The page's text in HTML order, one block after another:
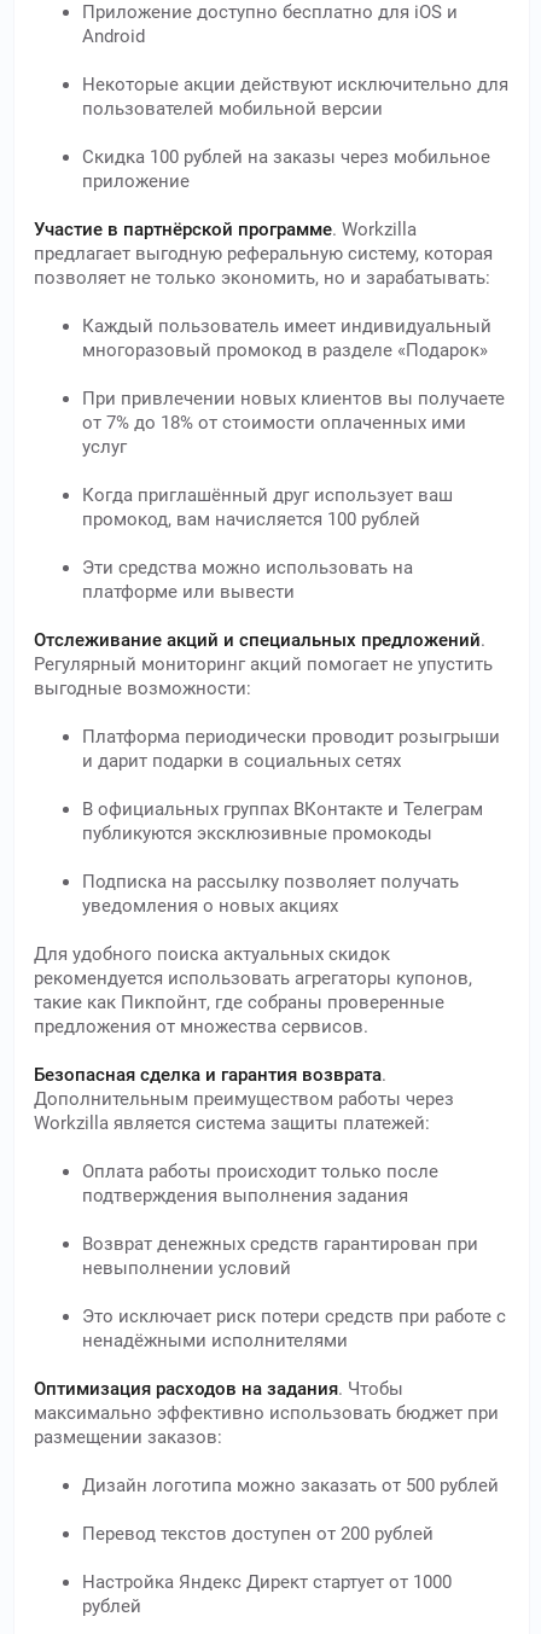
Приложение доступно бесплатно для iOS и
Android
Некоторые акции действуют исключительно для
пользователей мобильной версии
Скидка 100 рублей на заказы через мобильное
приложение
Участие в партнёрской программе. Workzilla
предлагает выгодную реферальную систему, которая
позволяет не только экономить, но и зарабатывать:
Каждый пользователь имеет индивидуальный
многоразовый промокод в разделе «Подарок»
При привлечении новых клиентов вы получаете
от 7% до 18% от стоимости оплаченных ими
услуг
Когда приглашённый друг использует ваш
промокод, вам начисляется 100 рублей
Эти средства можно использовать на
платформе или вывести
Отслеживание акций и специальных предложений.
Регулярный мониторинг акций помогает не упустить
выгодные возможности:
Платформа периодически проводит розыгрыши
и дарит подарки в социальных сетях
В официальных группах ВКонтакте и Телеграм
публикуются эксклюзивные промокоды
Подписка на рассылку позволяет получать
уведомления о новых акциях
Для удобного поиска актуальных скидок
рекомендуется использовать агрегаторы купонов,
такие как Пикпойнт, где собраны проверенные
предложения от множества сервисов.
Безопасная сделка и гарантия возврата.
Дополнительным преимуществом работы через
Workzilla является система защиты платежей:
Оплата работы происходит только после
подтверждения выполнения задания
Возврат денежных средств гарантирован при
невыполнении условий
Это исключает риск потери средств при работе с
ненадёжными исполнителями
Оптимизация расходов на задания. Чтобы
максимально эффективно использовать бюджет при
размещении заказов:
Дизайн логотипа можно заказать от 500 рублей
Перевод текстов доступен от 200 рублей
Настройка Яндекс Директ стартует от 1000
рублей